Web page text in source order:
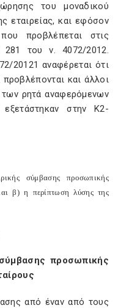
του μοναδικού
εταιρείας, και εφόσον
προβλέπεται στις
281 του ν. 4072/2012.
20121 αναφέρεται ότι
και άλλοι
των ρητά αναφερόμενων
στην Κ2-
σύμβασης προσωπικής
β) η περίπτωση λύσης της
προσωπικής
από έναν από τους